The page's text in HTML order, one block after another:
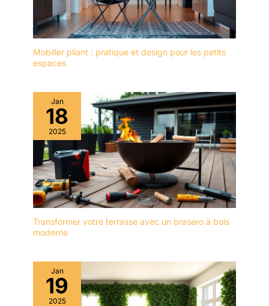
Mobilier pliant : pratique et design pour les petits
espaces
Jan
18
2025
Transformer votre terrasse avec un brasero à bois
moderne
Jan
19
2025